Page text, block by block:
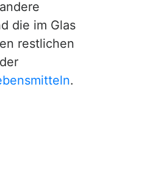
die im Glas
restlichen
.